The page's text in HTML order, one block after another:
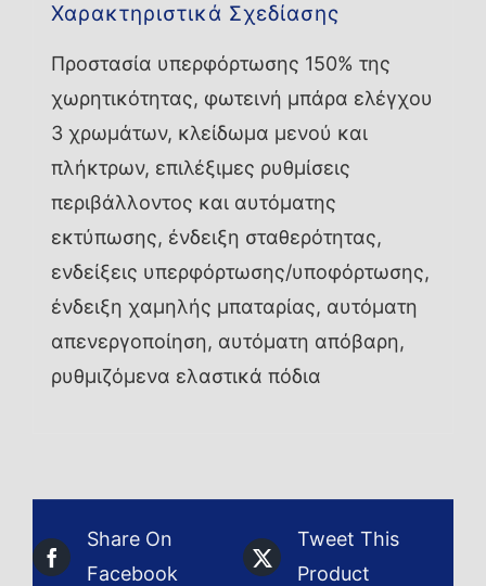
Χαρακτηριστικά Σχεδίασης
Προστασία υπερφόρτωσης 150% της
χωρητικότητας, φωτεινή μπάρα ελέγχου
3 χρωμάτων, κλείδωμα μενού και
πλήκτρων, επιλέξιμες ρυθμίσεις
περιβάλλοντος και αυτόματης
εκτύπωσης, ένδειξη σταθερότητας,
ενδείξεις υπερφόρτωσης/υποφόρτωσης,
ένδειξη χαμηλής μπαταρίας, αυτόματη
απενεργοποίηση, αυτόματη απόβαρη,
ρυθμιζόμενα ελαστικά πόδια
Share On
Facebook
Tweet This
Product